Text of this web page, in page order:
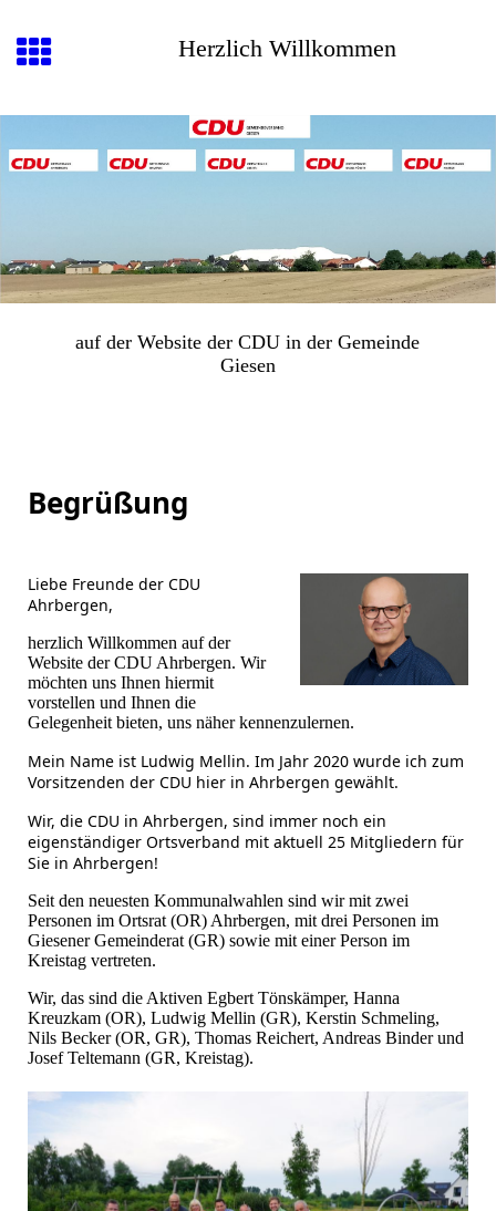
Herzlich Willkommen
auf der Website der CDU in der Gemeinde
Giesen
Begrüßung
Liebe Freunde der CDU
Ahrbergen,
herzlich Willkommen auf der
Website der CDU Ahrbergen. Wir
möchten uns Ihnen hiermit
vorstellen und Ihnen die
Gelegenheit bieten, uns näher kennenzulernen.
Mein Name ist Ludwig Mellin. Im Jahr 2020 wurde ich zum
Vorsitzenden der CDU hier in Ahrbergen gewählt.
Wir, die CDU in Ahrbergen, sind immer noch ein
eigenständiger Ortsverband mit aktuell 25 Mitgliedern für
Sie in Ahrbergen!
Seit den neuesten Kommunalwahlen sind wir mit zwei
Personen im Ortsrat (OR) Ahrbergen, mit drei Personen im
Giesener Gemeinderat (GR) sowie mit einer Person im
Kreistag vertreten.
Wir, das sind die Aktiven Egbert Tönskämper, Hanna
Kreuzkam (OR), Ludwig Mellin (GR), Kerstin Schmeling,
Nils Becker (OR, GR), Thomas Reichert, Andreas Binder und
Josef Teltemann (GR, Kreistag).